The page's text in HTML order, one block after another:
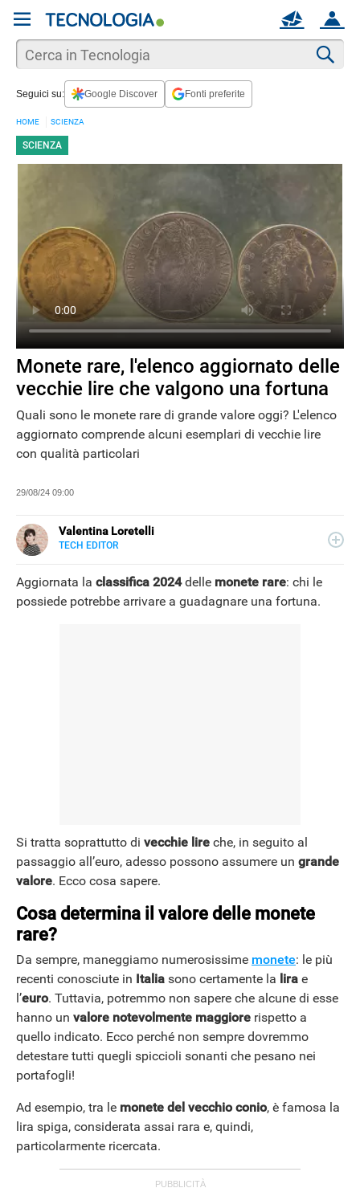
ACCOUNT
MAIL
Seguici su: Google Discover Fonti preferite
HOME SCIENZA
SCIENZA
Monete rare, l'elenco aggiornato delle
vecchie lire che valgono una fortuna
Quali sono le monete rare di grande valore oggi? L'elenco
aggiornato comprende alcuni esemplari di vecchie lire
con qualità particolari
29/08/24 09:00
Valentina Loretelli
TECH EDITOR
SITO
collaborato con blog e siti news a tema tech, per Libero
Tecnologia si occupa della sezione Scienza Pop. La sua
passione più grande? La fotografia.
Aggiornata la classifica 2024delle monete rare: chi le
possiede potrebbe arrivare a guadagnare una fortuna.
Si tratta soprattutto di vecchie lire che, in seguito al
passaggio all’euro, adesso possono assumere un grande
valore. Ecco cosa sapere.
Cosa determina il valore delle monete
rare?
Da sempre, maneggiamo numerosissime monete: le più
recenti conosciute in Italia sono certamente la lira e
l’euro. Tuttavia, potremmo non sapere che alcune di esse
hanno un valore notevolmente maggiore rispetto a
quello indicato. Ecco perché non sempre dovremmo
detestare tutti quegli spiccioli sonanti che pesano nei
portafogli!
Ad esempio, tra le monete del vecchio conio, è famosa la
lira spiga, considerata assai rara e, quindi,
particolarmente ricercata.